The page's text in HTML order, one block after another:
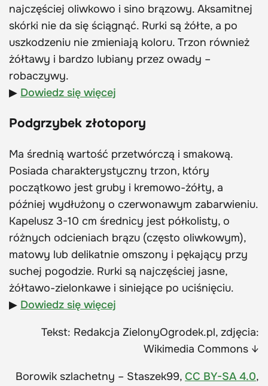
najczęściej oliwkowo i sino brązowy. Aksamitnej
skórki nie da się ściągnąć. Rurki są żółte, a po
uszkodzeniu nie zmieniają koloru. Trzon również
żółtawy i bardzo lubiany przez owady –
robaczywy.
▶ Dowiedz się więcej
Podgrzybek złotopory
Ma średnią wartość przetwórczą i smakową.
Posiada charakterystyczny trzon, który
początkowo jest gruby i kremowo-żółty, a
później wydłużony o czerwonawym zabarwieniu.
Kapelusz 3-10 cm średnicy jest półkolisty, o
różnych odcieniach brązu (często oliwkowym),
matowy lub delikatnie omszony i pękający przy
suchej pogodzie. Rurki są najczęściej jasne,
żółtawo-zielonkawe i siniejące po uciśnięciu.
▶ Dowiedz się więcej
Tekst: Redakcja ZielonyOgrodek.pl, zdjęcia:
Wikimedia Commons ↓
Borowik szlachetny – Staszek99, CC BY-SA 4.0,